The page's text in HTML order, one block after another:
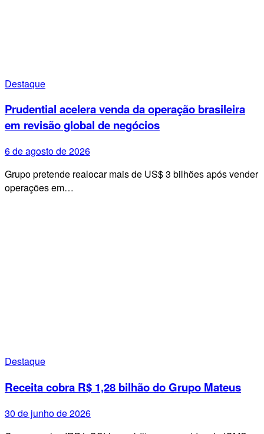
Destaque
Prudential acelera venda da operação brasileira
em revisão global de negócios
6 de agosto de 2026
Grupo pretende realocar mais de US$ 3 bilhões após vender
operações em…
Destaque
Receita cobra R$ 1,28 bilhão do Grupo Mateus
30 de junho de 2026